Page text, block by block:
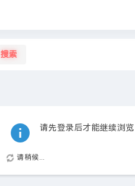
搜索
请先登录后才能继续浏览
请稍候...